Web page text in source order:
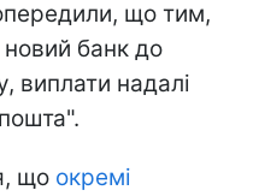
що тим,
банк до
виплати надалі
що окремі